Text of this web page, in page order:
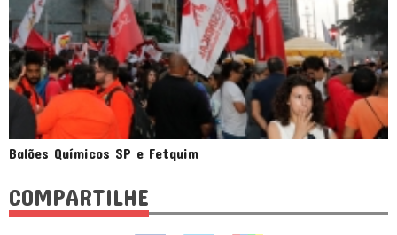
Balões Químicos SP e Fetquim
COMPARTILHE